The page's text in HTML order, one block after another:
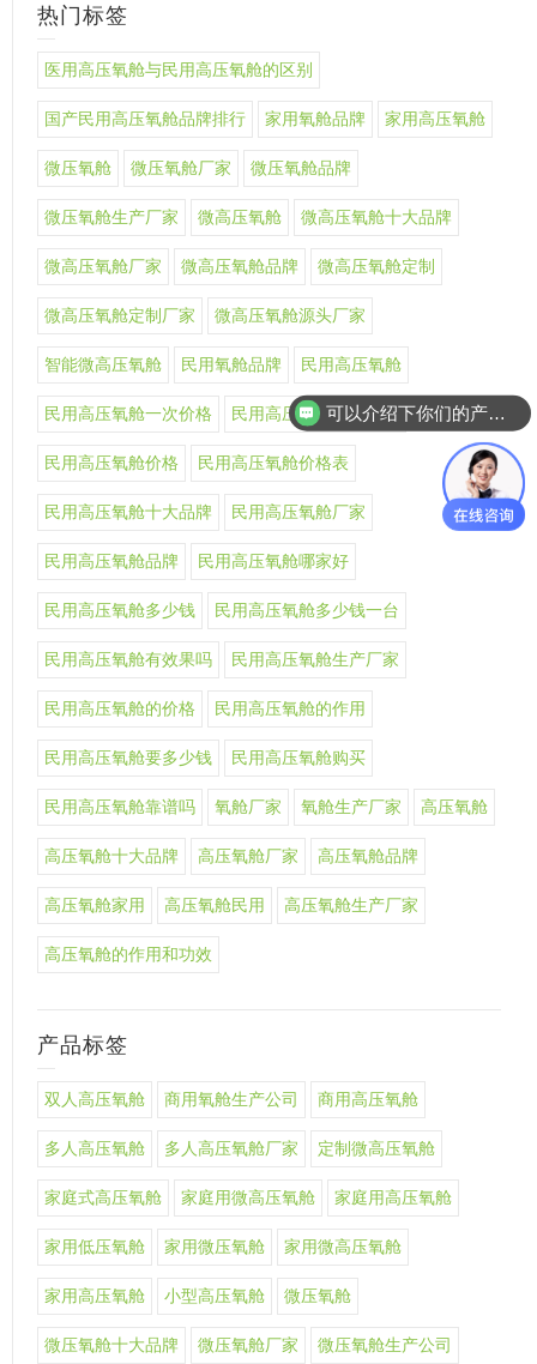
热门标签
医用高压氧舱与民用高压氧舱的区别
国产民用高压氧舱品牌排行 家用氧舱品牌 家用高压氧舱
微压氧舱 微压氧舱厂家 微压氧舱品牌
微压氧舱生产厂家 微高压氧舱 微高压氧舱十大品牌
微高压氧舱厂家 微高压氧舱品牌 微高压氧舱定制
微高压氧舱定制厂家 微高压氧舱源头厂家
智能微高压氧舱 民用氧舱品牌 民用高压氧舱
民用高压氧舱一次价格 民用高压氧舱上市公司
民用高压氧舱价格 民用高压氧舱价格表
民用高压氧舱十大品牌 民用高压氧舱厂家
民用高压氧舱品牌 民用高压氧舱哪家好
民用高压氧舱多少钱 民用高压氧舱多少钱一台
民用高压氧舱有效果吗 民用高压氧舱生产厂家
民用高压氧舱的价格 民用高压氧舱的作用
民用高压氧舱要多少钱 民用高压氧舱购买
民用高压氧舱靠谱吗 氧舱厂家 氧舱生产厂家 高压氧舱
高压氧舱十大品牌 高压氧舱厂家 高压氧舱品牌
高压氧舱家用 高压氧舱民用 高压氧舱生产厂家
高压氧舱的作用和功效
产品标签
双人高压氧舱 商用氧舱生产公司 商用高压氧舱
多人高压氧舱 多人高压氧舱厂家 定制微高压氧舱
家庭式高压氧舱 家庭用微高压氧舱 家庭用高压氧舱
家用低压氧舱 家用微压氧舱 家用微高压氧舱
家用高压氧舱 小型高压氧舱 微压氧舱
微压氧舱十大品牌 微压氧舱厂家 微压氧舱生产公司
可以介绍下你们的产品么